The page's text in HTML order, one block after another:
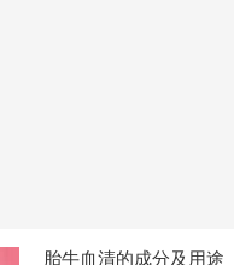
胎牛血清的成分及用途